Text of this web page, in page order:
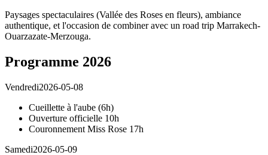
Paysages spectaculaires (Vallée des Roses en fleurs), ambiance
authentique, et l'occasion de combiner avec un road trip Marrakech-
Ouarzazate-Merzouga.
Programme 2026
Vendredi2026-05-08
Cueillette à l'aube (6h)
Ouverture officielle 10h
Couronnement Miss Rose 17h
Samedi2026-05-09